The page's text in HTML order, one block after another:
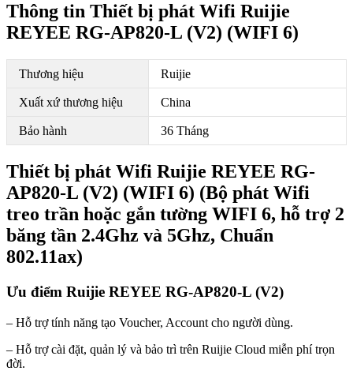
Thông tin Thiết bị phát Wifi Ruijie
REYEE RG-AP820-L (V2) (WIFI 6)
Thương hiệu Ruijie
Xuất xứ thương hiệu China
Bảo hành 36 Tháng
Thiết bị phát Wifi Ruijie REYEE RG-
AP820-L (V2) (WIFI 6) (Bộ phát Wifi
treo trần hoặc gắn tường WIFI 6, hỗ trợ 2
băng tần 2.4Ghz và 5Ghz, Chuẩn
802.11ax)
Ưu điểm Ruijie REYEE RG-AP820-L (V2)
– Hỗ trợ tính năng tạo Voucher, Account cho người dùng.
– Hỗ trợ cài đặt, quản lý và bảo trì trên Ruijie Cloud miễn phí trọn
đời.